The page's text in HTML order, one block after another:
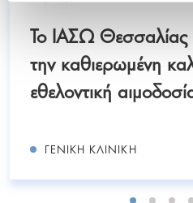
Το ΙΑΣΩ Θεσσαλίας
την καθιερωμένη
εθελοντική
ΓΕΝΙΚΉ ΚΛΙΝΙΚΉ